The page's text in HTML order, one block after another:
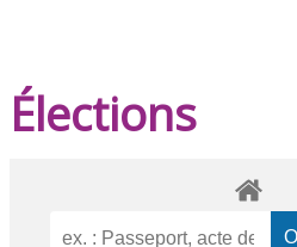
Élections